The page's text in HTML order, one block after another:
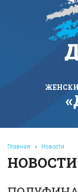
Главная » Новости
НОВОСТИ